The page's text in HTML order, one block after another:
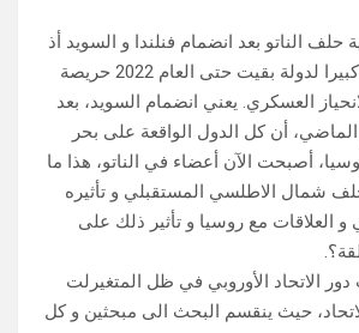
الناتو بعد انضمام فنلندا و السويد أذ
تمثل الخطوة تحوّلا كبيرا لدولة بقيت حتى العام 2022 حريصة
العسكري. يعني انضمام السويد، بعد
الماضي، أن كل الدول الواقعة على بحر
أصبحت الآن أعضاء في الناتو، هذا ما
شمال الاطلسي المستقبلي و تأثيره
و العلاقات مع روسيا و تأثير ذلك على
الاتحاد الأوروبي في ظل المتغيرلت
حيث ينقسم البحث الى مبحثين و كل